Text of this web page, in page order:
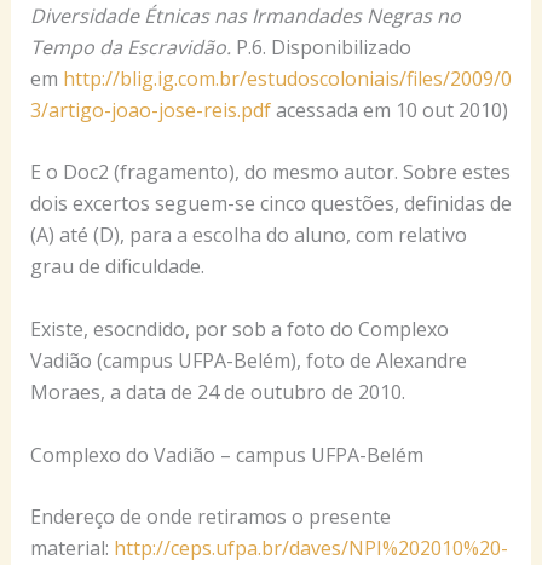
Diversidade Étnicas nas Irmandades Negras no
Tempo da Escravidão. P.6. Disponibilizado
em http://blig.ig.com.br/estudoscoloniais/files/2009/0
3/artigo-joao-jose-reis.pdfacessada em 10 out 2010)
E o Doc2 (fragamento), do mesmo autor. Sobre estes
dois excertos seguem-se cinco questões, definidas de
(A) até (D), para a escolha do aluno, com relativo
grau de dificuldade.
Existe, esocndido, por sob a foto do Complexo
Vadião (campus UFPA-Belém), foto de Alexandre
Moraes, a data de 24 de outubro de 2010.
Complexo do Vadião – campus UFPA-Belém
Endereço de onde retiramos o presente
material: http://ceps.ufpa.br/daves/NPI%202010%20-